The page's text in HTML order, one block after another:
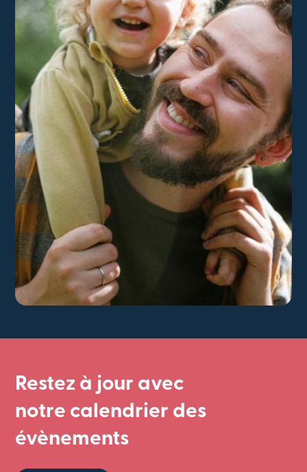
Restez à jour avec
notre calendrier des
évènements